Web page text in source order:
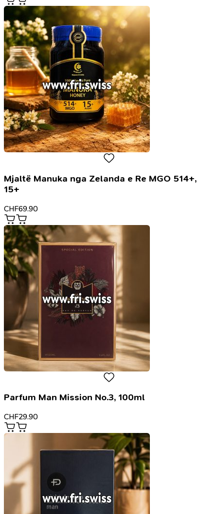
Mjaltë Manuka nga Zelanda e Re MGO 514+,
15+
CHF69.90
Parfum Man Mission No.3, 100ml
CHF29.90